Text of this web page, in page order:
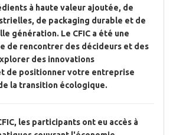
à haute valeur ajoutée, de
de packaging durable et de
génération. Le CFIC a été une
de rencontrer des décideurs et des
des innovations
de positionner votre entreprise
la transition écologique.
les participants ont eu accès à